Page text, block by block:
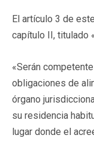
El artículo 3 de
capítulo II, titulado
«Serán
obligaciones de
órgano
su residencia
lugar donde el